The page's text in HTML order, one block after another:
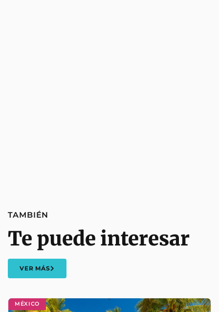
MÉXICO
TAMBIÉN
Te puede interesar
VER MÁS